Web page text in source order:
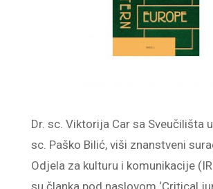
Dr. sc. Viktorija Car sa Sveučilišta
sc. Paško Bilić, viši znanstveni
Odjela za kulturu i komunikacije